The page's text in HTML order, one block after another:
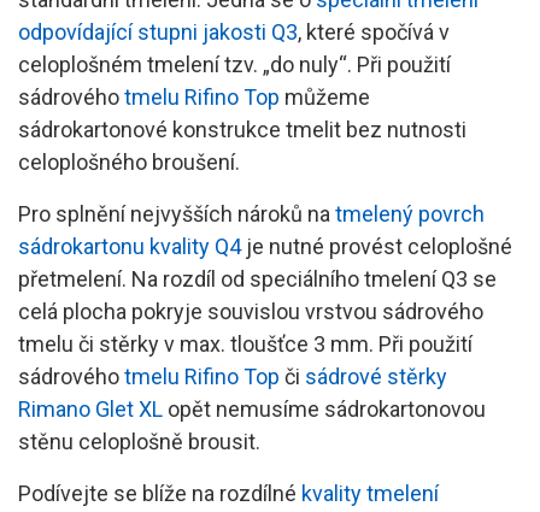
odpovídající stupni jakosti Q3, které spočívá v
celoplošném tmelení tzv. „do nuly“. Při použití
sádrovéhotmelu Rifino Top můžeme
sádrokartonové konstrukce tmelit bez nutnosti
celoplošného broušení.
Pro splnění nejvyšších nároků na tmelený povrch
sádrokartonu kvality Q4je nutné provést celoplošné
přetmelení. Na rozdíl od speciálního tmelení Q3 se
celá plocha pokryje souvislou vrstvou sádrového
tmelu či stěrky v max. tloušťce 3 mm. Při použití
sádrovéhotmelu Rifino Top či sádrové stěrky
Rimano Glet XL opět nemusíme sádrokartonovou
stěnu celoplošně brousit.
Podívejte se blíže na rozdílné kvality tmelení